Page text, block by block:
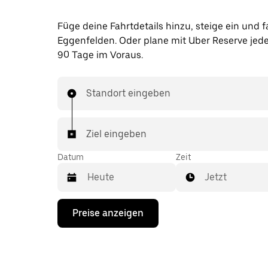
Füge deine Fahrtdetails hinzu, steige ein und
Eggenfelden. Oder plane mit Uber Reserve
90 Tage im Voraus.
Standort eingeben
Ziel eingeben
Datum
Drücke
Nach-
Zeit
Jetzt
Preise anzeigen